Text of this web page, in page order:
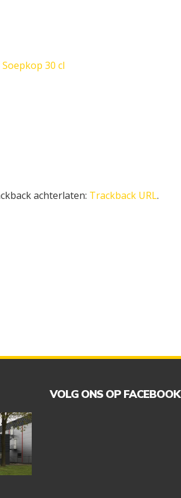
Soepkop 30 cl
achterlaten: Trackback URL.
VOLG ONS OP FACEBOOK